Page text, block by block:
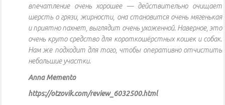
впечатление очень хорошее — действительно очищает
шерсть о грязи, жирности, она становится очень мягенькая
и приятно пахнет, выглядит очень ухоженной. Наверное, это
очень круто средство для короткошёрстных кошек и собак.
Нам же подходит для того, чтобы оперативно отчистить
небольшие участки.
Anna Memento
https://otzovik.com/review_6032500.html